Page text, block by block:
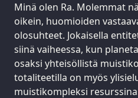
Minä olen Ra. Molemmat
oikein, huomioiden
olosuhteet. Jokaisella
siinä vaiheessa, kun
osaksi yhteisöllistä
totaliteetilla on myös
muistikompleksi